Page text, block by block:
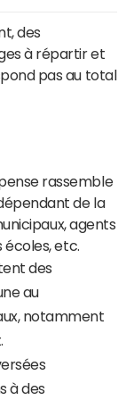
des
à répartir et
pas au total
rassemble
de la
agents
écoles, etc.
des
au
notamment
à des